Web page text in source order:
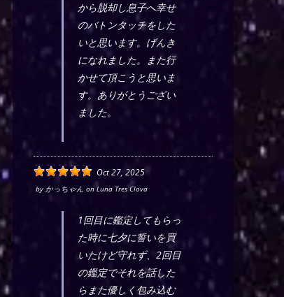
から脱却し息子へ幸せ
のバトンタッチをした
いと思います。げんき
になれました。また行
かせて頂こうと思いま
す。ありがとうござい
ました。
Oct 27, 2025
by かっちゃん onLuna Tres Clova
1回目に鑑定してもらっ
た時に七夕に誓いを買
いたけど守れず、2回目
の鑑定でそれを話した
らまた優しく包み込む